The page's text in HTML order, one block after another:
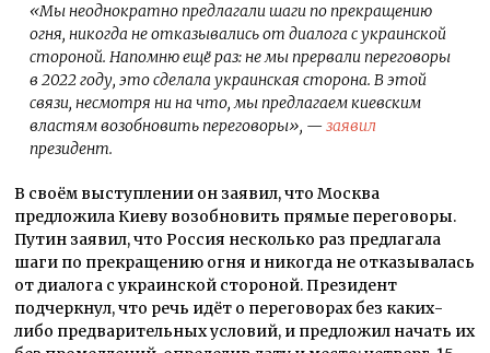
«Мы неоднократно предлагали шаги по прекращению
огня, никогда не отказывались от диалога с украинской
стороной. Напомню ещё раз: не мы прервали переговоры
в 2022 году, это сделала украинская сторона. В этой
связи, несмотря ни на что, мы предлагаем киевским
властям возобновить переговоры», —заявил
президент.
В своём выступлении он заявил, что Москва
предложила Киеву возобновить прямые переговоры.
Путин заявил, что Россия несколько раз предлагала
шаги по прекращению огня и никогда не отказывалась
от диалога с украинской стороной. Президент
подчеркнул, что речь идёт о переговорах без каких-
либо предварительных условий, и предложил начать их